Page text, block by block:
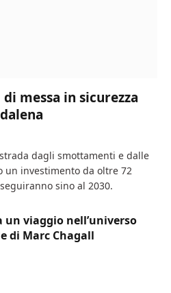
messa in sicurezza
dagli smottamenti e dalle
un investimento da oltre 72
sino al 2030.
un viaggio nell’universo
di Marc Chagall